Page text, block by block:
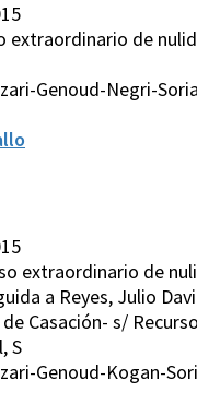
extraordinario de
Genoud-Negri-
extraordinario de
a Reyes, Julio
Casación- s/
S
Genoud-Kogan-